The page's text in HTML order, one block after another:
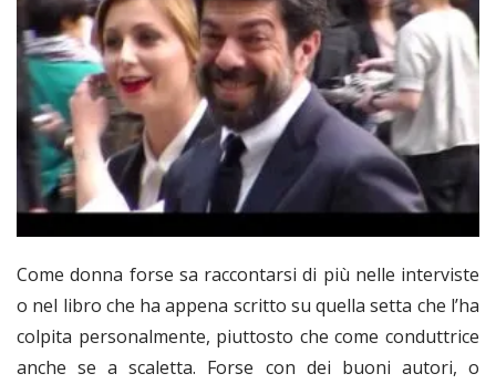
Come donna forse sa raccontarsi di più nelle interviste
o nel libro che ha appena scritto su quella setta che l’ha
colpita personalmente, piuttosto che come conduttrice
anche se a scaletta. Forse con dei buoni autori, o